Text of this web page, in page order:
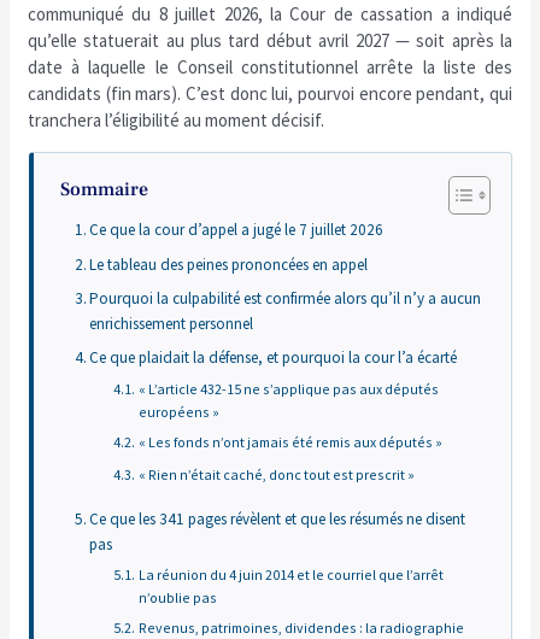
communiqué du 8 juillet 2026, la Cour de cassation a indiqué
qu’elle statuerait au plus tard début avril 2027 — soit après la
date à laquelle le Conseil constitutionnel arrête la liste des
candidats (fin mars). C’est donc lui, pourvoi encore pendant, qui
tranchera l’éligibilité au moment décisif.
Sommaire
Ce que la cour d’appel a jugé le 7 juillet 2026
Le tableau des peines prononcées en appel
Pourquoi la culpabilité est confirmée alors qu’il n’y a aucun
enrichissement personnel
Ce que plaidait la défense, et pourquoi la cour l’a écarté
« L’article 432-15 ne s’applique pas aux députés
européens »
« Les fonds n’ont jamais été remis aux députés »
« Rien n’était caché, donc tout est prescrit »
Ce que les 341 pages révèlent et que les résumés ne disent
pas
La réunion du 4 juin 2014 et le courriel que l’arrêt
n’oublie pas
Revenus, patrimoines, dividendes : la radiographie